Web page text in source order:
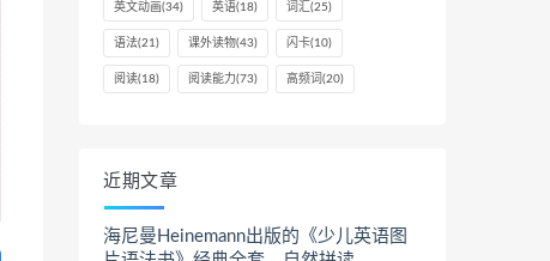
英文动画(34) 英语(18) 词汇 (25)
语法(21) 课外读物(43) 闪卡(10)
阅读(18) 阅读能力 (73) 高频词 (20)
近期文章
海尼曼Heinemann出版的《少儿英语图